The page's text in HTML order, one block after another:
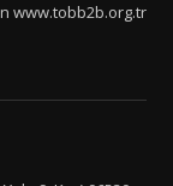
www.tobb2b.org.tr